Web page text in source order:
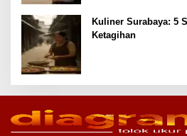
Kuliner Surabaya: 5
Ketagihan